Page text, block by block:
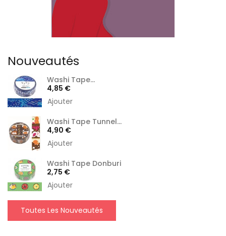
Nouveautés
Washi Tape...
Prix
4,85 €
Ajouter
Washi Tape Tunnel...
Prix
4,90 €
Ajouter
Washi Tape Donburi
Prix
2,75 €
Ajouter
Toutes Les Nouveautés